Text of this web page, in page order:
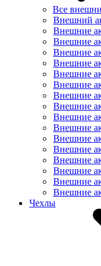
Все
Внешний
Внешние
Внешние
Внешние
Внешние
Внешние
Внешние
Внешние
Внешние
Внешние
Внешние
Внешние
Внешние
Внешние
Внешние
Внешние
Внешние
Чехлы